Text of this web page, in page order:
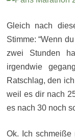
Gleich nach
Stimme: “Wenn
zwei Stunden
irgendwie
Ratschlag, den
weil es dir nach
es nach 30 noch
Ok. Ich schmeiße